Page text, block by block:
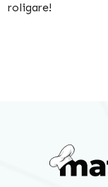
roligare!